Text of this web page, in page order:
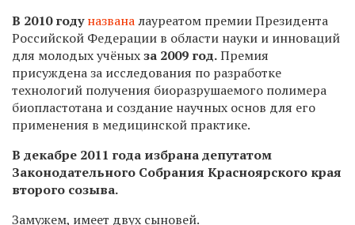
В 2010 году названалауреатом премии Президента
Российской Федерации в области науки и инноваций
для молодых учёныхза 2009 год.Премия
присуждена за исследования по разработке
технологий получения биоразрушаемого полимера
биопластотана и создание научных основ для его
применения в медицинской практике.
В декабре 2011 года избрана депутатом
Законодательного Собрания Красноярского края
второго созыва.
Замужем, имеет двух сыновей.